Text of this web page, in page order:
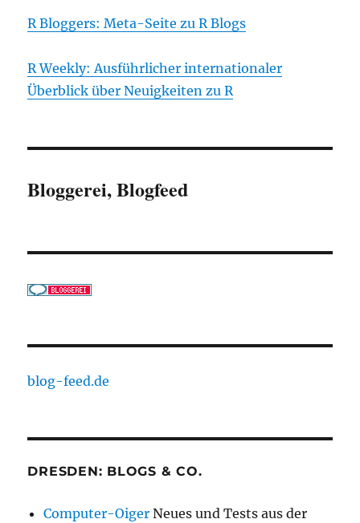
R Bloggers: Meta-Seite zu R Blogs
R Weekly: Ausführlicher internationaler
Überblick über Neuigkeiten zu R
Bloggerei, Blogfeed
blog-feed.de
DRESDEN: BLOGS & CO.
Computer-Oiger Neues und Tests aus der